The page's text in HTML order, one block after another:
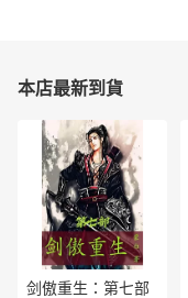
本店最新到貨
剑傲重生：第七部